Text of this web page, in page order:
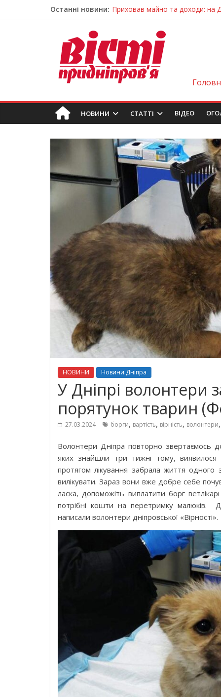
Останні новини: На Дніпропетровщині
Гречана каша з овочами і
Як обрати розмір крафтового
Приховав майно та доходи: на
НОВИНИ СТАТТІ ВIДЕО
НОВИНИ Новини Дніпра
У Дніпрі волонтери
порятунок тварин
27.03.2024 борги, вартість, вірність, волонтери,
Волонтери Дніпра повторно звертаємось
яких знайшли три тижні тому,
протягом лікування забрала життя
вилікувати. Зараз вони вже добре себе
ласка, допоможіть виплатити борг
потрібні кошти на перетримку малюків.
написали волонтери дніпровської «Вірності».